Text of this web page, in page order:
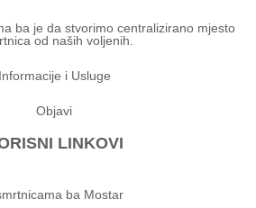
ba je da stvorimo centralizirano mjesto
od naših voljenih.
Informacije i Usluge
Objavi
LINKOVI
ba Mostar